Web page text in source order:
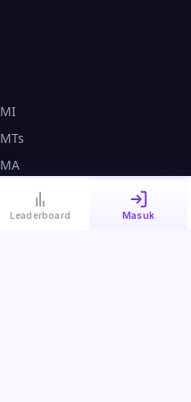
MI
MTs
MA
Leaderboard Masuk